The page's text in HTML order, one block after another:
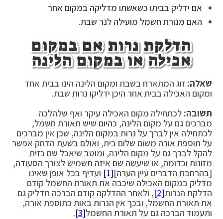
אם ידליק בביתו כשאשתו מדליקה במקום אחר
האם מנורת חשמל מועילה לנר שבת.
הדלקת נרות אם במקום
אכילה או במקום הלינה
שאלה: זוג המתארח בשבת ומקום הלינה הינו בבית אחד
ומקום האכילה בבית אחר היכן ידליקו נרות שבת.
תשובה: לכתחילה מקום האכילה עיקר ואף שלהלכה
מברכים גם על מקום הלינה, כהיום שיש תאורת חשמל,
לכתחילה אין לברך על נרות במקום הלינה, שכן אין מברכים
על תוספת אורה משום שלום בית, ואולם בשעת הדחק אפשר
להקל לברך גם על מקום הלינה, ומוטב שיאכל שם כזית
מזונות וכדומה, או שיעשה שם איזה תשמיש לצורך הסעודה,
[בהרחבת הדברים עיין הערה][1]
ועדיף בכל אופן שאינו
מדליק במקום האכילה שיכבה את תאורת החשמל קודם
הדלקת הנרות[2]
, ולאחר ההדלקה קודם הברכה תדליק גם
את תאורת החשמל, ובכך אין הנרות באות כתוספת אורה,
ותעמוד הברכה גם על תאורת החשמל[3]
.